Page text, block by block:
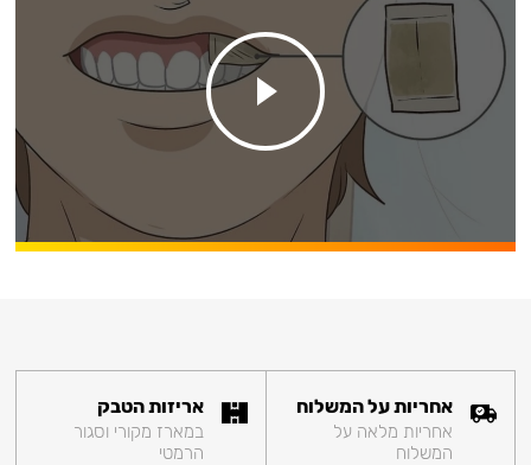
אחריות על המשלוח
אחריות מלאה על
המשלוח
אריזות הטבק
במארז מקורי וסגור
הרמטי